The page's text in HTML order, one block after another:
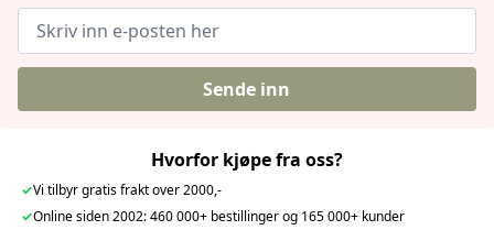
Sende inn
Hvorfor kjøpe fra oss?
✓Vi tilbyr gratis frakt over 2000,-
✓Online siden 2002: 460 000+ bestillinger og 165 000+ kunder